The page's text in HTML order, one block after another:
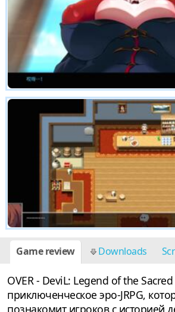
Game review Downloads
OVER - DeviL: Legend of the
приключенческое эро-JRPG,
познакомит игроков с историей